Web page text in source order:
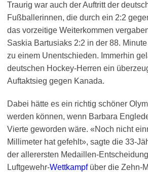
Traurig war auch der Auftritt der
Fußballerinnen, die durch ein 2:2
das vorzeitige Weiterkommen
Saskia Bartusiaks 2:2 in der 88.
zu einem Unentschieden. Immerhin
deutschen Hockey-Herren ein
Auftaktsieg gegen Kanada.
Dabei hätte es ein richtig schöner
werden können, wenn Barbara
Vierte geworden wäre. «Noch nicht
Millimeter hat gefehlt», sagte die 33-
der allerersten Medaillen-
Luftgewehr-Wettkampfüber die Zehn-